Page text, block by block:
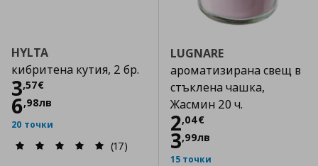
HYLTA
кибритена кутия, 2 бр.
3,57€
Цена
6,98лв
20 точки
(17)
LUGNARE
ароматизирана свещ в
стъклена чашка,
Жасмин 20 ч.
2,04€
Цена
3,99лв
15 точки